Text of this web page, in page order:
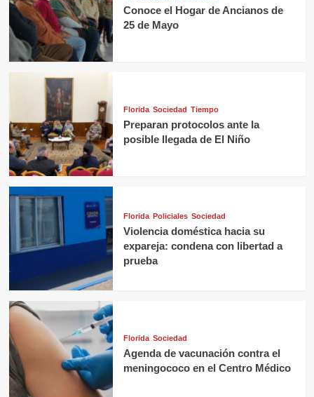
Conoce el Hogar de Ancianos de
25 de Mayo
Florida Sociedad Tiempo
Preparan protocolos ante la
posible llegada de El Niño
Florida Policiales Sociedad
Violencia doméstica hacia su
expareja: condena con libertad a
prueba
Florida Sociedad
Agenda de vacunación contra el
meningococo en el Centro Médico